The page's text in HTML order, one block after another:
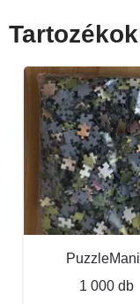
Tartozékok
1 000 db